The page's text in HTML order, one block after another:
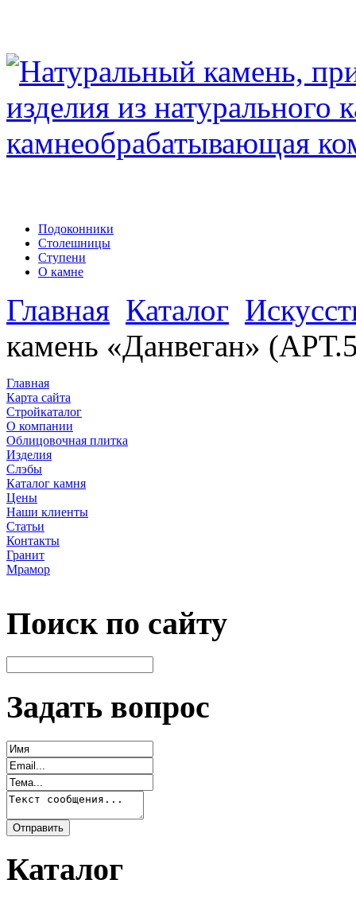
Подоконники
Столешницы
Ступени
О камне
Главная Каталог
камень «Данвеган»
Главная
Карта сайта
Стройкаталог
О компании
Облицовочная плитка
Изделия
Слэбы
Каталог камня
Цены
Наши клиенты
Статьи
Контакты
Гранит
Мрамор
Поиск по сайту
Задать вопрос
Каталог